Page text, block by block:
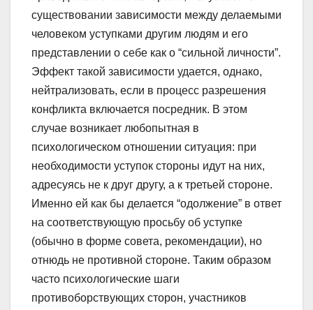
существовании зависимости между делаемыми
человеком уступками другим людям и его
представлении о себе как о “сильной личности”.
Эффект такой зависимости удается, однако,
нейтрализовать, если в процесс разрешения
конфликта включается посредник. В этом
случае возникает любопытная в
психологическом отношении ситуация: при
необходимости уступок стороны идут на них,
адресуясь не к друг другу, а к третьей стороне.
Именно ей как бы делается “одолжение” в ответ
на соответствующую просьбу об уступке
(обычно в форме совета, рекомендации), но
отнюдь не противной стороне. Таким образом
часто психологические шаги
противоборствующих сторон, участников